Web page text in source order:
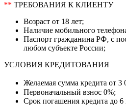
** ТРЕБОВАНИЯ К КЛИЕНТУ
Возраст от 18 лет;
Наличие мобильного
Паспорт гражданина РФ, с
любом субъекте России;
УСЛОВИЯ КРЕДИТОВАНИЯ
Желаемая сумма кредита от 3
Первоначальный взнос 0%;
Срок погашения кредита до 6